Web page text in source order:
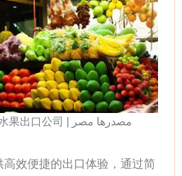
发现埃及最佳蔬菜和水果出口公司 | مصدرها مصر
效便捷的出口体验，通过简